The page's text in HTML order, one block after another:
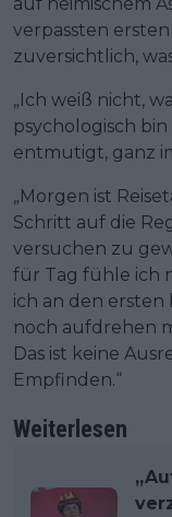
verpassten
zuversichtlich,
„Ich weiß nicht,
psychologisch
entmutigt, ganz
„Morgen ist
Schritt auf die
versuchen zu
für Tag fühle ich
ich an den ersten
noch aufdrehen
Das ist keine
Empfinden.“
Weiterlesen